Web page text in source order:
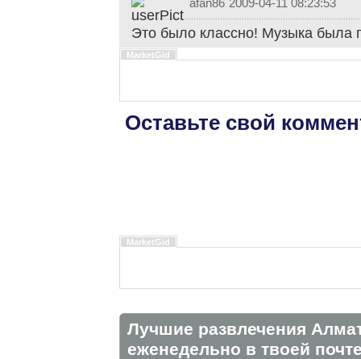
afan86 2009-04-11 08:23:53
Это было классно! Музыка была
MarketGid
Оставьте свой
MarketGid
Лучшие развлечения
eженедельно в твоей